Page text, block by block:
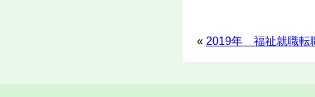
« 2019年 福祉就職転